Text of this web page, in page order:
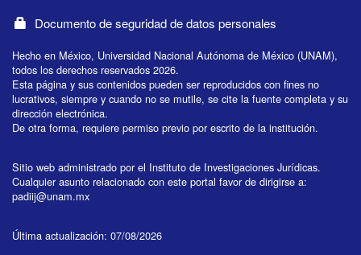
Documento de seguridad de datos personales
Hecho en México, Universidad Nacional Autónoma de México (UNAM),
todos los derechos reservados 2026.
Esta página y sus contenidos pueden ser reproducidos con fines no
lucrativos, siempre y cuando no se mutile, se cite la fuente completa y su
dirección electrónica.
De otra forma, requiere permiso previo por escrito de la institución.
Sitio web administrado por el Instituto de Investigaciones Jurídicas.
Cualquier asunto relacionado con este portal favor de dirigirse a:
padiij@unam.mx
Última actualización: 07/08/2026